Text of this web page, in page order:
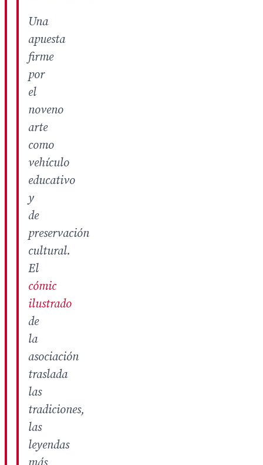
Una
apuesta
firme
por
el
noveno
arte
como
vehículo
educativo
y
de
preservación
cultural.
El
cómic
ilustrado
de
la
asociación
traslada
las
tradiciones,
las
leyendas